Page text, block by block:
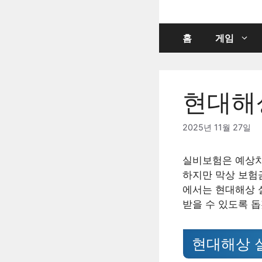
홈 게임
현대
2025년 11월 27일
실비보험은 예상
하지만 막상 보험
에서는 현대해상
받을 수 있도록
현대해상